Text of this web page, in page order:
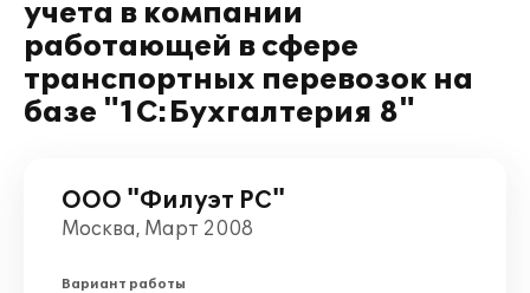
учета в компании
работающей в сфере
транспортных перевозок на
базе "1С:Бухгалтерия 8"
ООО "Филуэт РС"
Москва, Март 2008
Вариант работы